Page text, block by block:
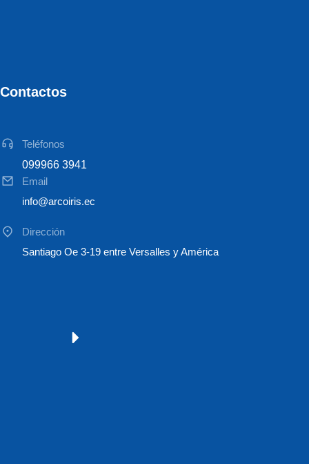
Contactos
Teléfonos
099966 3941
Email
info@arcoiris.ec
Dirección
Santiago Oe 3-19 entre Versalles y América